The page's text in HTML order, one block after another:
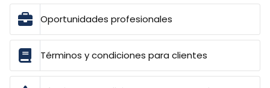
Oportunidades profesionales
Términos y condiciones para clientes